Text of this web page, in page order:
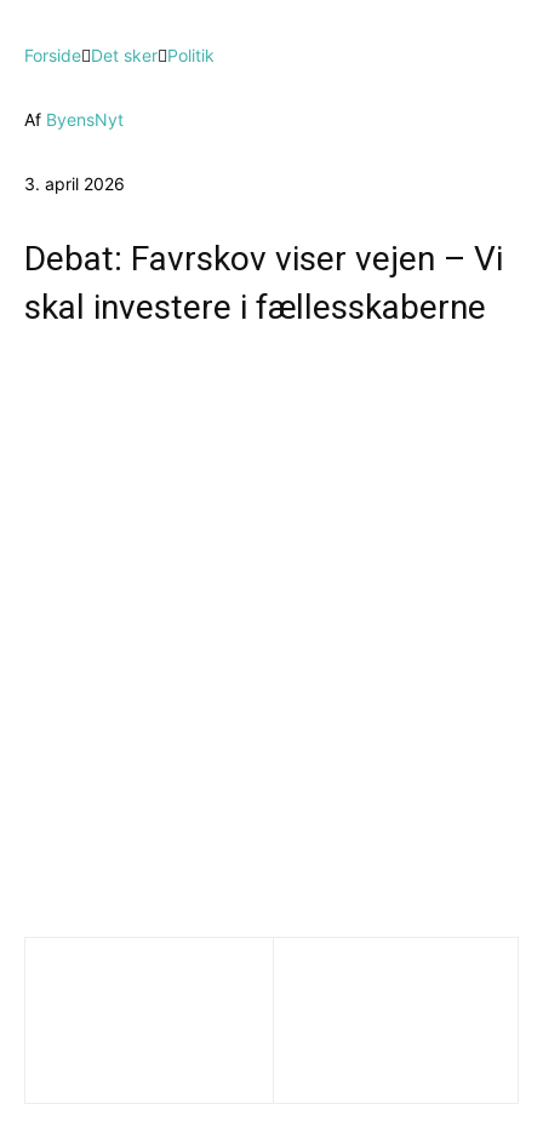
Forside Det sker Politik
Af ByensNyt
3. april 2026
Debat: Favrskov viser vejen – Vi
skal investere i fællesskaberne